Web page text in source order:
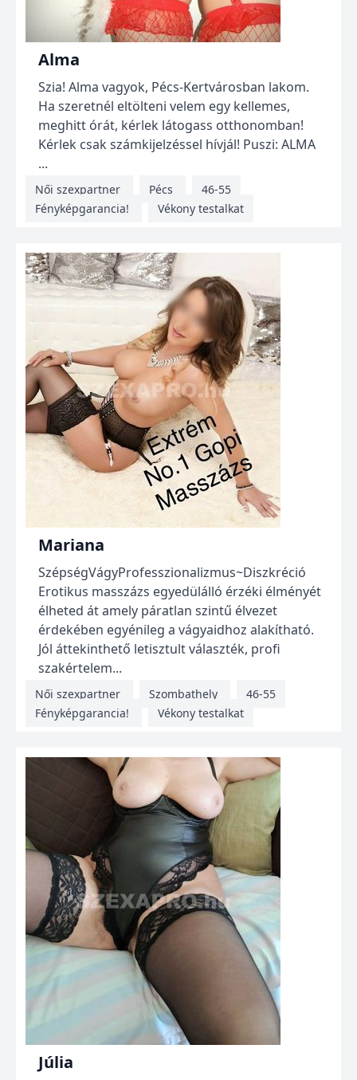
Alma
Szia! Alma vagyok, Pécs-Kertvárosban lakom.
Ha szeretnél eltölteni velem egy kellemes,
meghitt órát, kérlek látogass otthonomban!
Kérlek csak számkijelzéssel hívjál! Puszi: ALMA
...
Női szexpartner Pécs
46-55
Fényképgarancia!
Vékony testalkat
Mariana
SzépségVágyProfesszionalizmus~Diszkréció
Erotikus masszázs egyedülálló érzéki élményét
élheted át amely páratlan szintű élvezet
érdekében egyénileg a vágyaidhoz alakítható.
Jól áttekinthető letisztult választék, profi
szakértelem...
Női szexpartner Szombathely
46-55
Fényképgarancia!
Vékony testalkat
Júlia